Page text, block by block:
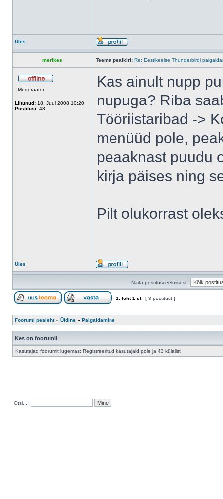
Üles
merikes Teema pealkiri: Re: Eestikeelse Thunderbirdi
Moderaator
Liitunud: 18. Juul 2008 10:20
Postitusi: 43
Kas ainult nupp
nupuga? Riba
Tööriistaribad ->
menüüd pole,
peaaknast puudu
kirja päises ning
Pilt olukorrast
Üles
Näita postitusi eelmisest:
1 . leht1-st [ 3 postitust ]
Foorumi pealeht» Üldine » Paigaldamine
Kes on foorumil
Kasutajad foorumit lugemas: Registreeritud kasutajaid pole ja 43 külalist
Otsi...: